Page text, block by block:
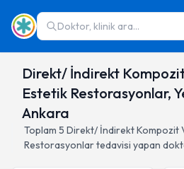
Doktor, klinik ara...
Direkt/ İndirekt
Estetik Restorasyonlar,
Ankara
Toplam 5 Direkt/ İndirekt Kompozit
Restorasyonlartedavisi yapan